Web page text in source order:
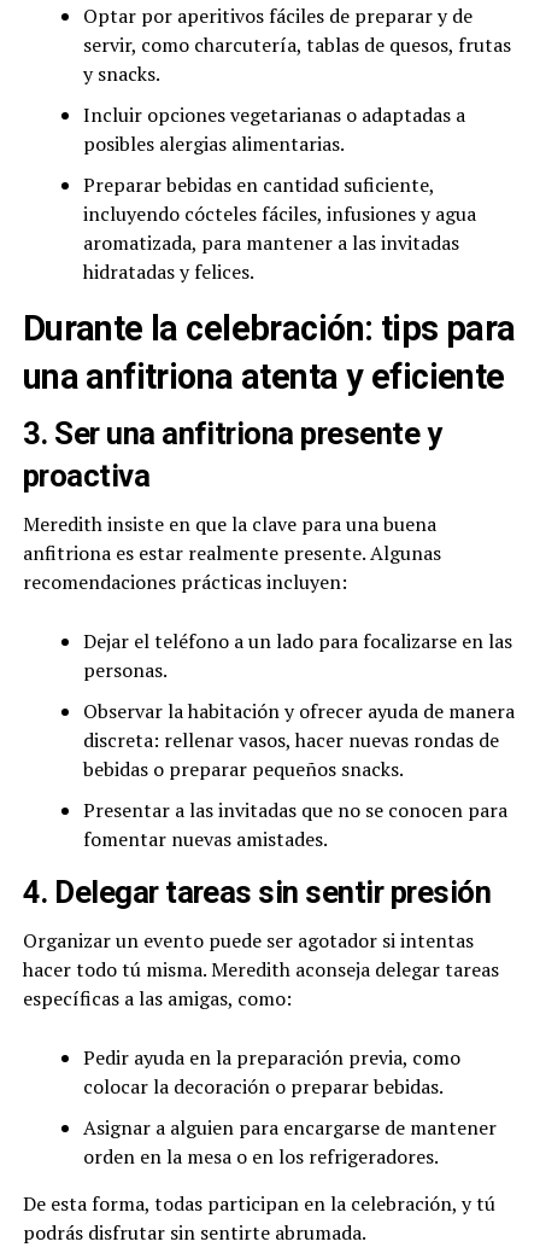
Optar por aperitivos fáciles de preparar y de
servir, como charcutería, tablas de quesos, frutas
y snacks.
Incluir opciones vegetarianas o adaptadas a
posibles alergias alimentarias.
Preparar bebidas en cantidad suficiente,
incluyendo cócteles fáciles, infusiones y agua
aromatizada, para mantener a las invitadas
hidratadas y felices.
Durante la celebración: tips para
una anfitriona atenta y eficiente
3. Ser una anfitriona presente y
proactiva
Meredith insiste en que la clave para una buena
anfitriona es estar realmente presente. Algunas
recomendaciones prácticas incluyen:
Dejar el teléfono a un lado para focalizarse en las
personas.
Observar la habitación y ofrecer ayuda de manera
discreta: rellenar vasos, hacer nuevas rondas de
bebidas o preparar pequeños snacks.
Presentar a las invitadas que no se conocen para
fomentar nuevas amistades.
4. Delegar tareas sin sentir presión
Organizar un evento puede ser agotador si intentas
hacer todo tú misma. Meredith aconseja delegar tareas
específicas a las amigas, como:
Pedir ayuda en la preparación previa, como
colocar la decoración o preparar bebidas.
Asignar a alguien para encargarse de mantener
orden en la mesa o en los refrigeradores.
De esta forma, todas participan en la celebración, y tú
podrás disfrutar sin sentirte abrumada.